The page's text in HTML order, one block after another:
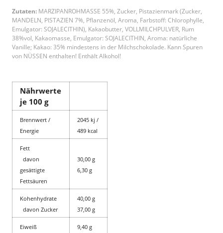
Zutaten: MARZIPANROHMASSE 55%, Zucker, Pistazienmark (Zucker,
MANDELN, PISTAZIEN 7%, Pflanzenöl, Aroma, Farbstoff: Chlorophylle,
Emulgator: SOJALECITHIN), Kakaobutter, VOLLMILCHPULVER, Rum
38%vol, Kakaomasse, Emulgator: SOJALECITHIN, Aroma: natürliche
Vanille; Kakao: 35% mindestens in der Milchschokolade. Kann Spuren
von NÜSSEN enthalten! Enthält Alkohol!
Nährwerte
je 100 g
Brennwert /
Energie
2045 kj /
489 kcal
Fett
davon
gesättigte
Fettsäuren
30,00 g
6,30 g
Kohenhydrate
davon Zucker
40,00 g
37,00 g
Eiweiß 9,40 g